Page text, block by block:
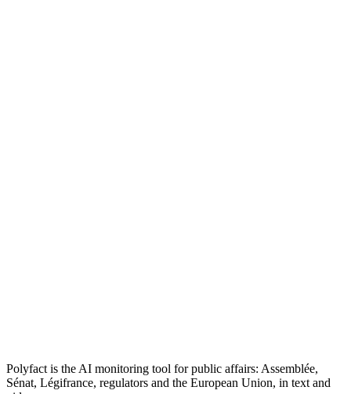
Polyfact is the AI monitoring tool for public affairs: Assemblée,
Sénat, Légifrance, regulators and the European Union, in text and